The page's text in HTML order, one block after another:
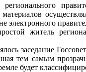
электронного
житель
заседание
тем самым
будет